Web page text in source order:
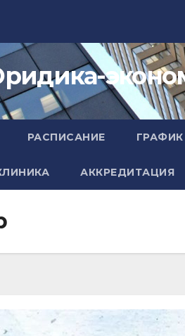
РАСПИСАНИЕ
АККРЕДИТАЦИЯ